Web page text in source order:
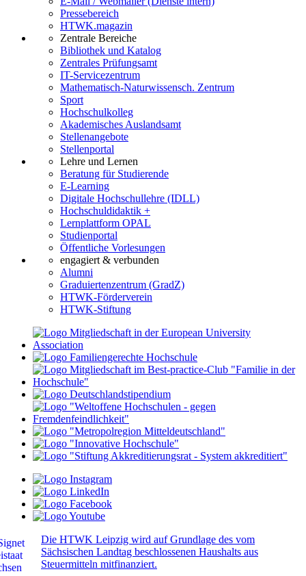
Pressebereich
HTWK.magazin
Zentrale Bereiche
Bibliothek und Katalog
Zentrales Prüfungsamt
IT-Servicezentrum
Mathematisch-Naturwissensch. Zentrum
Sport
Hochschulkolleg
Akademisches Auslandsamt
Stellenangebote
Stellenportal
Lehre und Lernen
Beratung für Studierende
E-Learning
Digitale Hochschullehre (IDLL)
Hochschuldidaktik +
Lernplattform OPAL
Studienportal
Öffentliche Vorlesungen
engagiert & verbunden
Alumni
Graduiertenzentrum (GradZ)
HTWK-Förderverein
HTWK-Stiftung
Die HTWK Leipzig wird auf Grundlage des vom
Sächsischen Landtag beschlossenen Haushalts aus
Steuermitteln mitfinanziert.